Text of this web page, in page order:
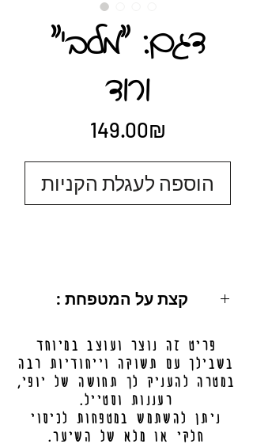
"דגם: "מלבי
ורוד
‏149.00 ‏₪
הוספה לעגלת הקניות
: קצת על המטפחת
ניתן לכיסוי מלא / חלקי.
מידע נוסף בתחתית העמוד.
פריט זה נוצר ועוצב במיוחד
בשבילך עם תשוקה וייחודיות רבה
במטרה להעניק לך תחושה של יופי,
רעננות וסטייל.
ניתן להשתמש במטפחות לכיסוי
חלקי או מלא של השיער.